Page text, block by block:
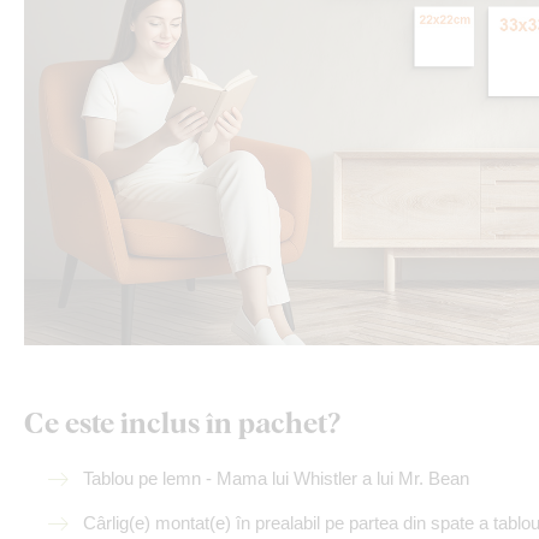
Ce este inclus în pachet?
Tablou pe lemn - Mama lui Whistler a lui Mr. Bean
Cârlig(e) montat(e) în prealabil pe partea din spate a